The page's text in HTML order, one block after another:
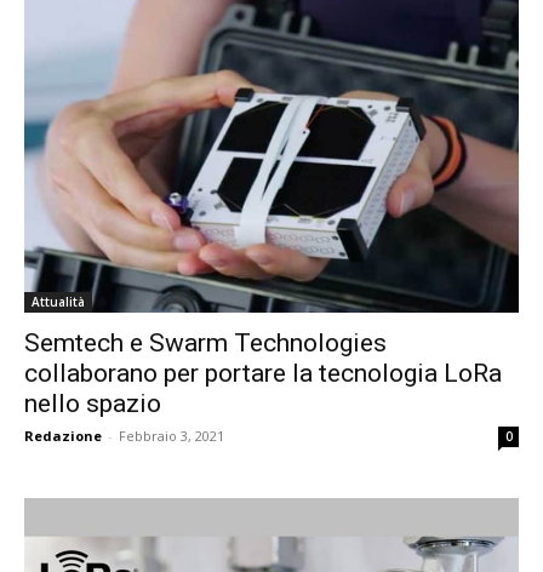
Attualità
Semtech e Swarm Technologies
collaborano per portare la tecnologia LoRa
nello spazio
Redazione - Febbraio 3, 2021 0